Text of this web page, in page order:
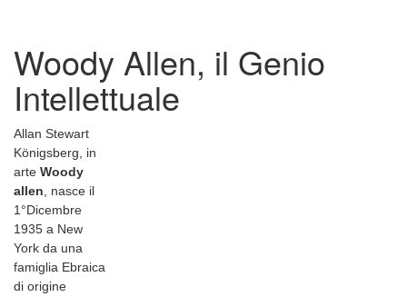
Woody Allen, il Genio
Intellettuale
Allan Stewart
Königsberg, in
arte Woody
allen, nasce il
1°Dicembre
1935 a New
York da una
famiglia Ebraica
di origine